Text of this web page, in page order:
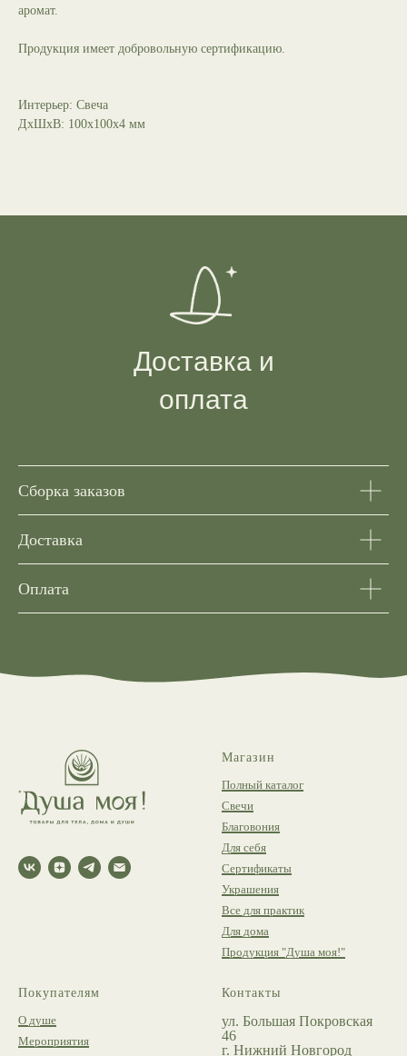
аромат.
Продукция имеет добровольную сертификацию.
Интерьер: Свеча
ДxШxВ: 100x100x4 мм
Доставка и
оплата
Сборка заказов
Доставка
Оплата
Магазин
Полный каталог
Свечи
Благовония
Для себя
Сертификаты
Украшения
Все для практик
Для дома
Продукция "Душа моя!"
Покупателям
О душе
Мероприятия
Контакты
ул. Большая Покровская
46
г. Нижний Новгород